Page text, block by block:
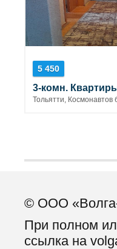
5 450
3-комн.
Тольятти, Космонавтов
© ООО
При полном
ссылка на